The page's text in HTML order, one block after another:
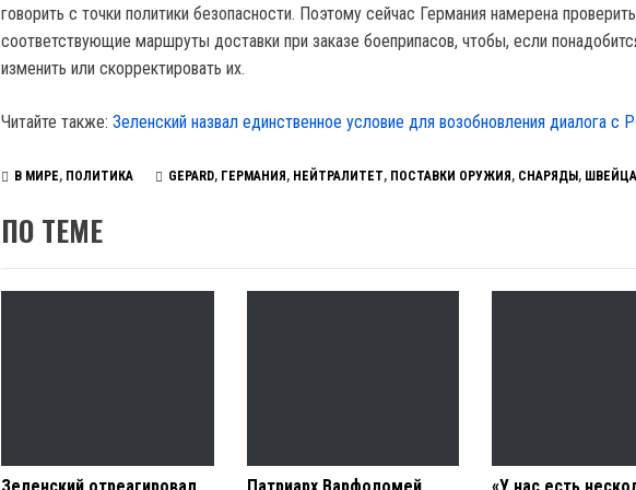
говорить с точки политики безопасности. Поэтому сейчас Германия намерена проверить
соответствующие маршруты доставки при заказе боеприпасов, чтобы, если
изменить или скорректировать их.
Читайте также: Зеленский назвал единственное условие для возобновления диалога с
В МИРЕ, ПОЛИТИКА GEPARD, ГЕРМАНИЯ , НЕЙТРАЛИТЕТ, ПОСТАВКИ ОРУЖИЯ , СНАРЯДЫ ,
ПО ТЕМЕ